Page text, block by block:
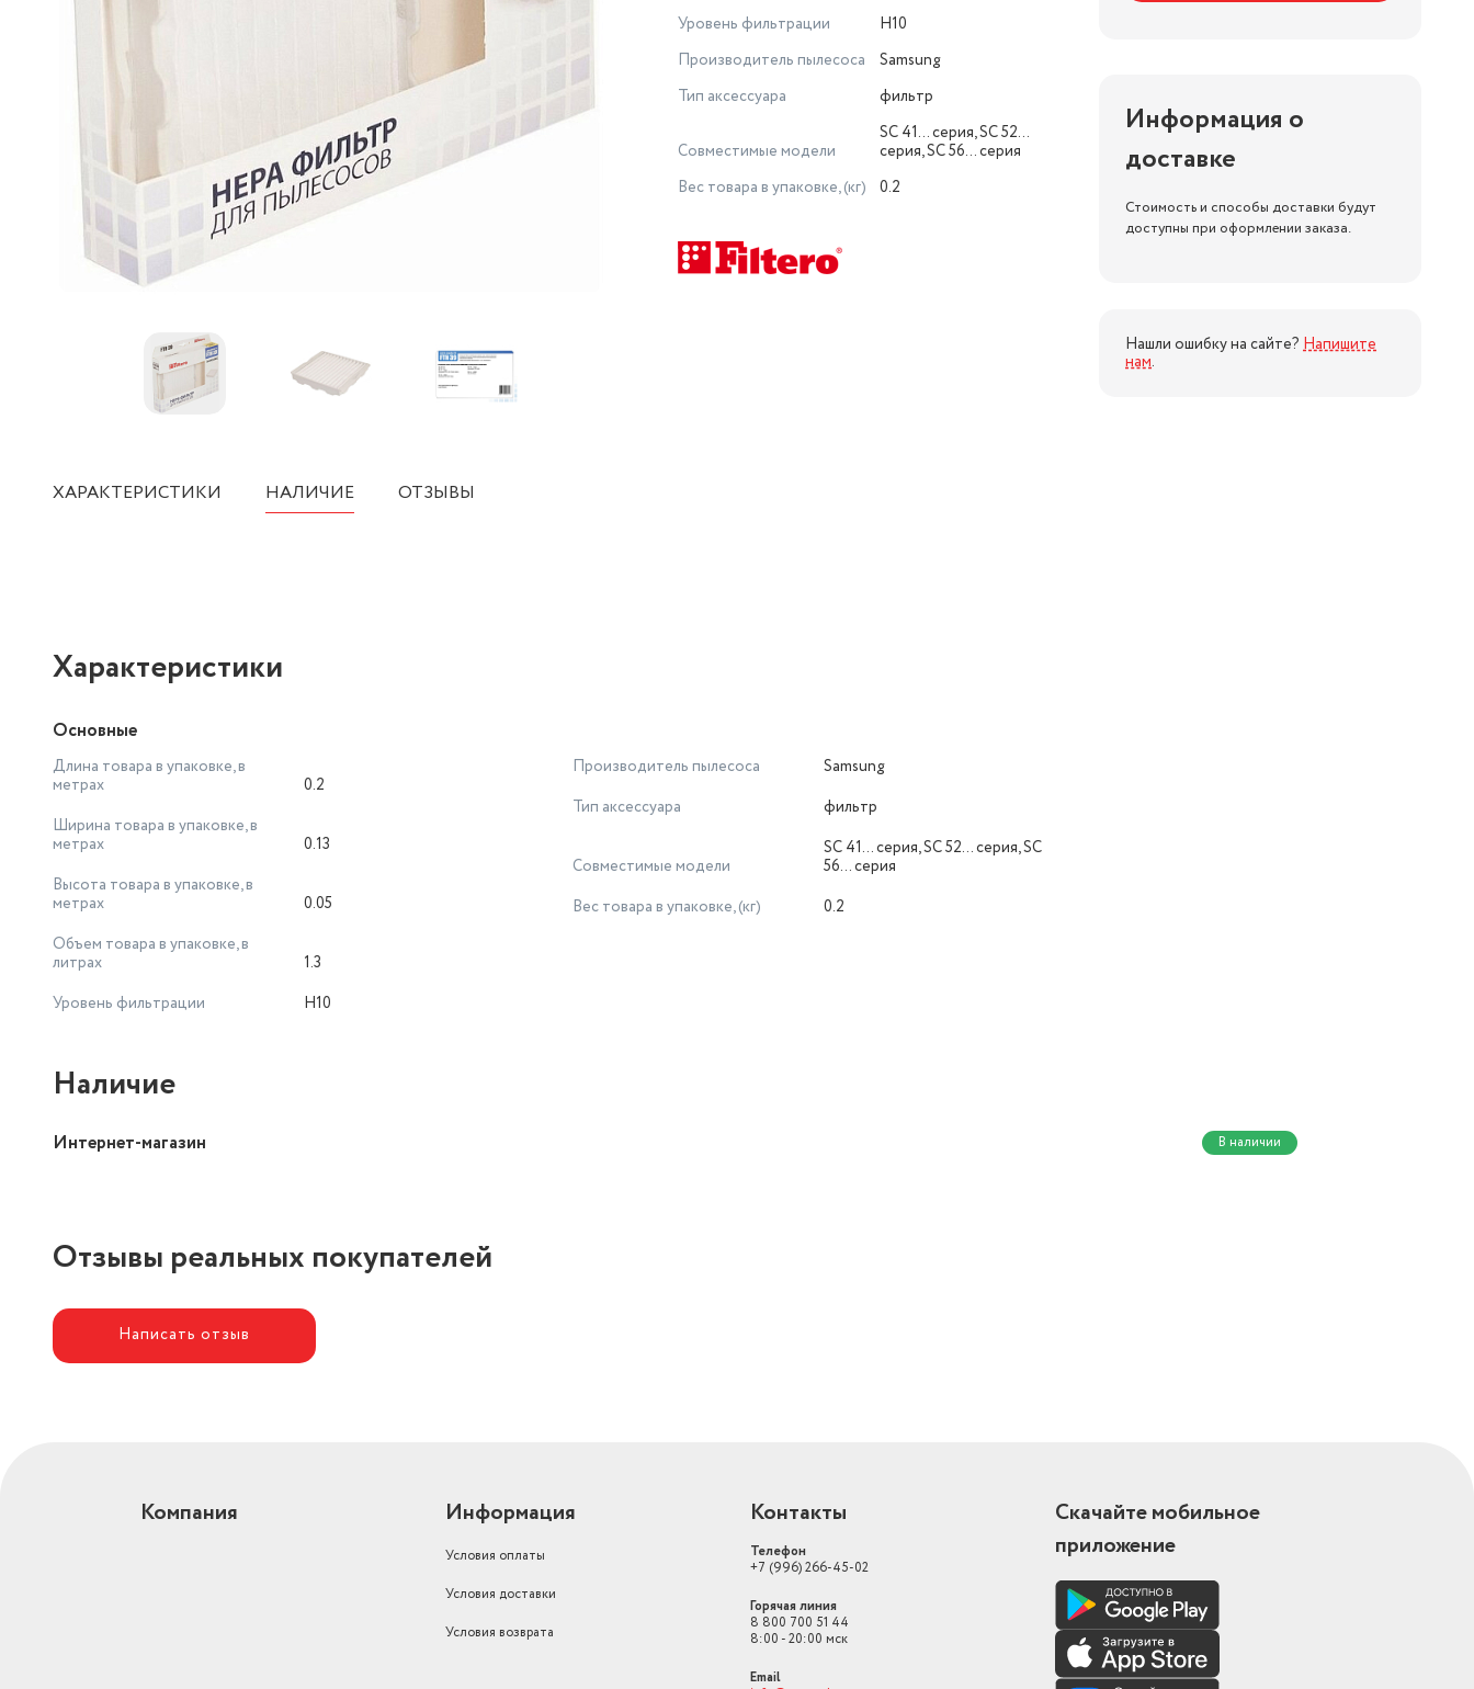
Уровень фильтрации
H10
Производитель пылесоса
Samsung
Тип аксессуара
фильтр
Совместимые модели
SC 41… серия, SC 52…
серия, SC 56… серия
Вес товара в упаковке, (кг)
0.2
Информация о
доставке
Стоимость и способы доставки будут
доступны при оформлении заказа.
Нашли ошибку на сайте? Напишите
нам.
ХАРАКТЕРИСТИКИ НАЛИЧИЕ ОТЗЫВЫ
Характеристики
Основные
Длина товара в упаковке, в
метрах
0.2
Ширина товара в упаковке, в
метрах
0.13
Высота товара в упаковке, в
метрах
0.05
Объем товара в упаковке, в
литрах
1.3
Уровень фильтрации
H10
Производитель пылесоса
Samsung
Тип аксессуара
фильтр
Совместимые модели
SC 41… серия, SC 52… серия, SC
56… серия
Вес товара в упаковке, (кг)
0.2
Наличие
Интернет-магазин В наличии
Отзывы реальных покупателей
Написать отзыв
Компания Информация
Условия оплаты
Условия доставки
Условия возврата
Контакты
Телефон
+7 (996) 266-45-02
Горячая линия
8 800 700 51 44
8:00 - 20:00 мск
Email
Скачайте мобильное
приложение